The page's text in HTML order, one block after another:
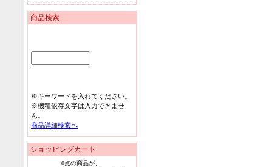
商品検索
※キーワードを入れてください。
※機種依存文字は入力できませ
ん。
商品詳細検索へ
ショッピングカート
0点の商品が、